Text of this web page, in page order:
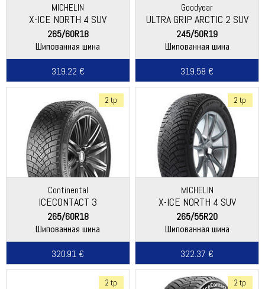
MICHELIN
X-ICE NORTH 4 SUV
265/60R18
Шипованная шина
319.22 €
Goodyear
ULTRA GRIP ARCTIC 2 SUV
245/50R19
Шипованная шина
319.58 €
2 tp
Continental
ICECONTACT 3
265/60R18
Шипованная шина
320.91 €
2 tp
MICHELIN
X-ICE NORTH 4 SUV
265/55R20
Шипованная шина
322.37 €
2 tp 2 tp